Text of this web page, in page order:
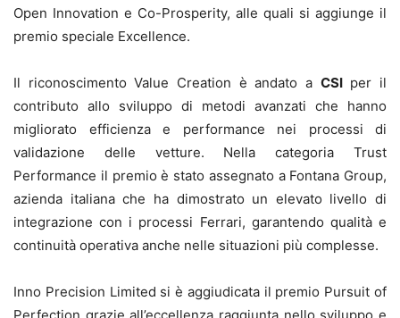
Open Innovation e Co-Prosperity, alle quali si aggiunge il
premio speciale Excellence.
Il riconoscimento Value Creation è andato a CSIper il
contributo allo sviluppo di metodi avanzati che hanno
migliorato efficienza e performance nei processi di
validazione delle vetture. Nella categoria Trust
Performance il premio è stato assegnato a Fontana Group,
azienda italiana che ha dimostrato un elevato livello di
integrazione con i processi Ferrari, garantendo qualità e
continuità operativa anche nelle situazioni più complesse.
Inno Precision Limited si è aggiudicata il premio Pursuit of